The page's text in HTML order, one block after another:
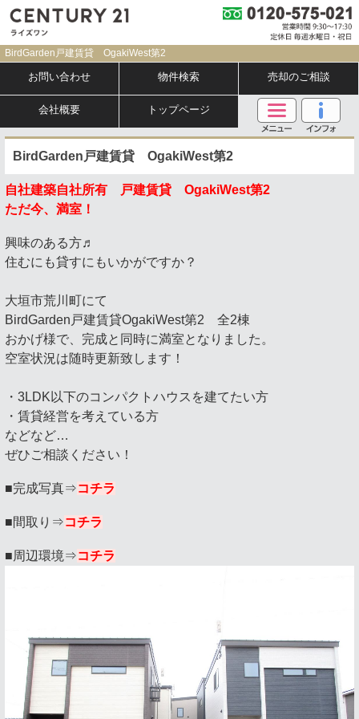
BirdGarden戸建賃貸 OgakiWest第2
お問い合わせ 物件検索 売却のご相談
会社概要 トップページ
BirdGarden戸建賃貸 OgakiWest第2
自社建築自社所有 戸建賃貸 OgakiWest第2
ただ今、満室！
興味のある方♬
住むにも貸すにもいかがですか？
大垣市荒川町にて
BirdGarden戸建賃貸OgakiWest第2 全2棟
おかげ様で、完成と同時に満室となりました。
空室状況は随時更新致します！
・3LDK以下のコンパクトハウスを建てたい方
・賃貸経営を考えている方
などなど…
ぜひご相談ください！
■完成写真⇒コチラ
■間取り⇒コチラ
■周辺環境⇒コチラ